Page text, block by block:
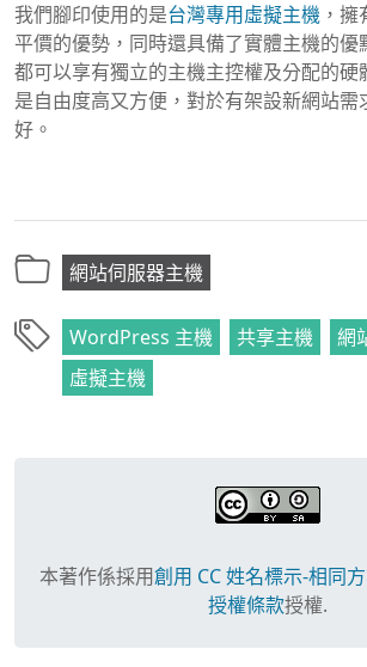
我們腳印使用的是台灣專用虛擬主機 ，
平價的優勢，同時還具備了實體主機的優
都可以享有獨立的主機主控權及分配的硬
是自由度高又方便，對於有架設新網站需
好。
網站伺服器主機
WordPress 主機 共享主機
網
虛擬主機
本著作係採用創用 CC 姓名標示-相同
授權條款授權.